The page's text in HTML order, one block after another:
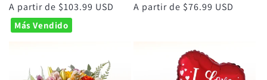
Precio
habitual
A partir de $103.99 USD
Más Vendido
Precio
A partir de $76.99 USD